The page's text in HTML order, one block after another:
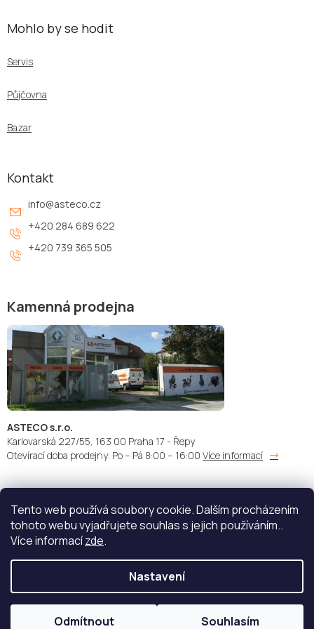
Tento web používá soubory cookie. Dalším procházením
tohoto webu vyjadřujete souhlas s jejich používáním..
Více informacízde.
Nastavení
Odmítnout Souhlasím
Mohlo by se hodit
Servis
Půjčovna
Bazar
Kontakt
info@asteco.cz
+420 284 689 622
+420 739 365 505
Kamenná prodejna
ASTECO s.r.o.
Karlovarská 227/55, 163 00 Praha 17 - Řepy
Otevírací doba prodejny: Po – Pá 8:00 – 16:00 Více informací
Doprava: Platba:
Vytvořil Shoptet | NakódovaleshopGuru
STŘÍKACÍ TECHNIKA - ASTECO s.r.o.
práva vyhrazena.Upravit nastavení cookies